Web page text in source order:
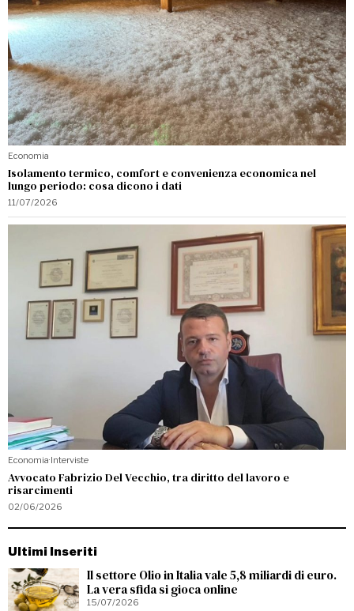
Economia
Isolamento termico, comfort e convenienza economica nel
lungo periodo: cosa dicono i dati
11/07/2026
Economia·Interviste
Avvocato Fabrizio Del Vecchio, tra diritto del lavoro e
risarcimenti
02/06/2026
Ultimi Inseriti
Il settore Olio in Italia vale 5,8 miliardi di euro.
La vera sfida si gioca online
15/07/2026